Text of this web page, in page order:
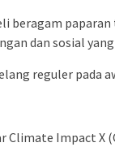
beragam
dan sosial
reguler pada
Climate Impact X